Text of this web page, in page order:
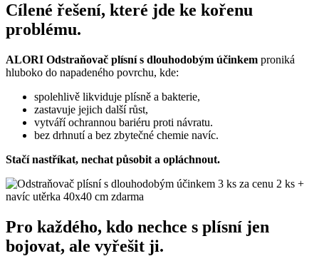
Cílené řešení, které jde ke kořenu
problému.
ALORI Odstraňovač plísní s dlouhodobým účinkem proniká
hluboko do napadeného povrchu, kde:
spolehlivě likviduje plísně a bakterie,
zastavuje jejich další růst,
vytváří ochrannou bariéru proti návratu.
bez drhnutí a bez zbytečné chemie navíc.
Stačí nastříkat, nechat působit a opláchnout.
Pro každého, kdo nechce s plísní jen
bojovat, ale vyřešit ji.